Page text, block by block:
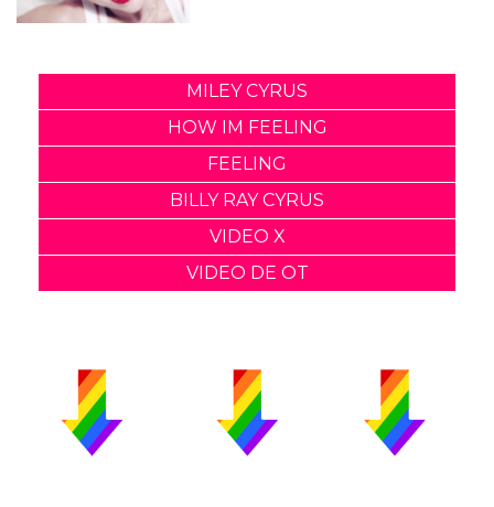
MILEY CYRUS
HOW IM FEELING
FEELING
BILLY RAY CYRUS
VIDEO X
VIDEO DE OT